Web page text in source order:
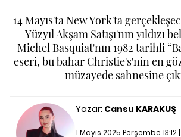
14 Mayıs'ta New York'ta
Yüzyıl Akşam Satışı'nın yıldızı
Michel Basquiat'nın 1982 tarihli
eseri, bu bahar Christie's'nin en
müzayede sahnesine
Yazar: Cansu KARAKUŞ
1 Mayıs 2025 Perşembe 13:12